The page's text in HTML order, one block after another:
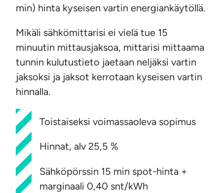
min) hinta kyseisen vartin energiankäytöllä.
Mikäli sähkömittarisi ei vielä tue 15
minuutin mittausjaksoa, mittarisi mittaama
tunnin kulutustieto jaetaan neljäksi vartin
jaksoksi ja jaksot kerrotaan kyseisen vartin
hinnalla.
Toistaiseksi voimassaoleva sopimus
Hinnat, alv 25,5 %
Sähköpörssin 15 min spot-hinta +
marginaali 0,40 snt/kWh